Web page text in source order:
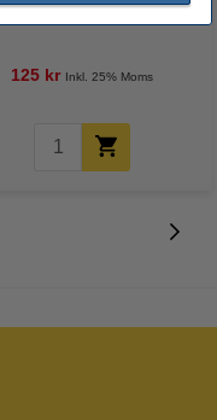
125 kr Inkl. 25% Moms